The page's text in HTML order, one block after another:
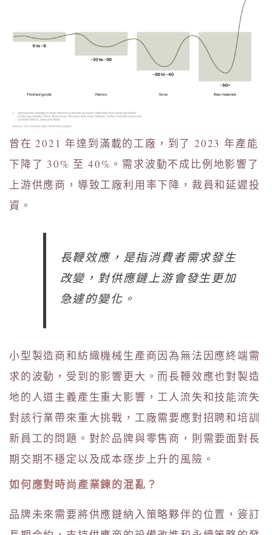
曾在 2021 年達到滿載的工廠，到了 2023 年產能
下降了 30% 至 40%。需求波動不成比例地影響了
上游供應商，導致工廠利用率下降，裁員和延遲投
資。
長鞭效應，是指消費者需求發生
改變，對供應鏈上游會發生更加
急遽的變化。
小型製造商和紡織機械生產商因為無法因應終端需
求的波動，受到的影響更大。而長鞭效應也對製造
地的人道主義產生重大影響，工人流失和技能流失
對該行業帶來重大挑戰，工廠需要應對招聘和培訓
新員工的問題。對於品牌與零售商，則需要面對長
期交期不穩定以及成本逐步上升的風險。
如何應對時尚產業鍊的混亂？
品牌未來需要將供應鏈納入策略夥伴的位置，簽訂